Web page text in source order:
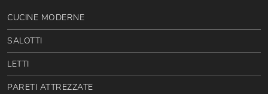
CUCINE MODERNE
SALOTTI
LETTI
PARETI ATTREZZATE